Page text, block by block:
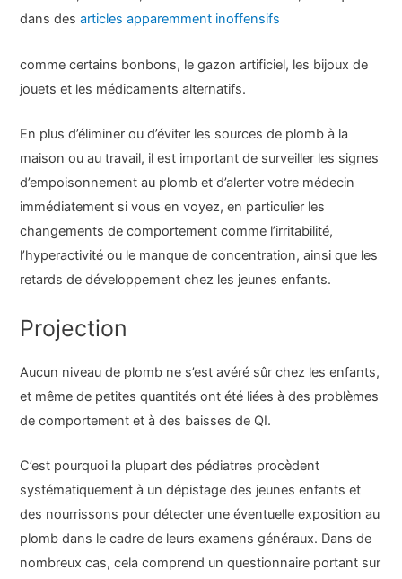
dans desarticles apparemment inoffensifs
comme certains bonbons, le gazon artificiel, les bijoux de
jouets et les médicaments alternatifs.
En plus d’éliminer ou d’éviter les sources de plomb à la
maison ou au travail, il est important de surveiller les signes
d’empoisonnement au plomb et d’alerter votre médecin
immédiatement si vous en voyez, en particulier les
changements de comportement comme l’irritabilité,
l’hyperactivité ou le manque de concentration, ainsi que les
retards de développement chez les jeunes enfants.
Projection
Aucun niveau de plomb ne s’est avéré sûr chez les enfants,
et même de petites quantités ont été liées à des problèmes
de comportement et à des baisses de QI.
C’est pourquoi la plupart des pédiatres procèdent
systématiquement à un dépistage des jeunes enfants et
des nourrissons pour détecter une éventuelle exposition au
plomb dans le cadre de leurs examens généraux. Dans de
nombreux cas, cela comprend un questionnaire portant sur